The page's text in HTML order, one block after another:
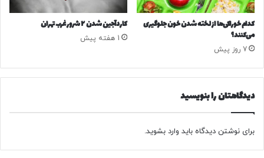
ا
ز
ی
ت
و
ر
ب
و
ل
کدام خوراکی‌ها از لخته شدن خون جلوگیری
می‌کنند؟
7 روز پیش
کاردآجین شدن ۲ شرور غرب تهران
1 هفته پیش
دیدگاهتان را بنویسید
برای نوشتن دیدگاه باید وارد بشوید.